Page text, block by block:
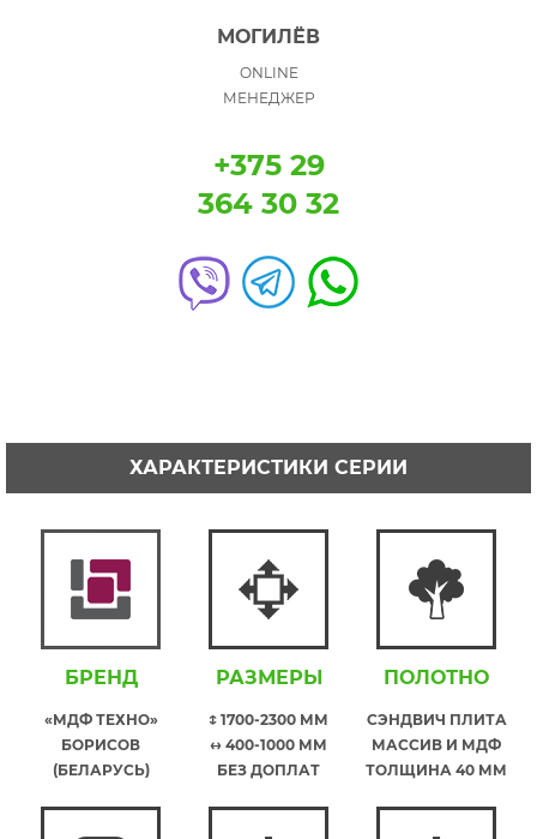
МОГИЛЁВ
ONLINE
МЕНЕДЖЕР
+375 29
364 30 32
ХАРАКТЕРИСТИКИ СЕРИИ
БРЕНД
«МДФ ТЕХНО»
БОРИСОВ
(БЕЛАРУСЬ)
РАЗМЕРЫ
↕ 1700-2300 ММ
↔ 400-1000 ММ
БЕЗ ДОПЛАТ
ПОЛОТНО
СЭНДВИЧ ПЛИТА
МАССИВ И МДФ
ТОЛЩИНА 40 ММ